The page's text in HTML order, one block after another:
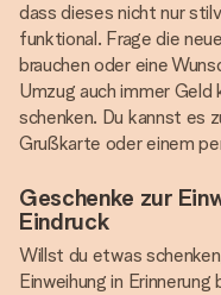
dass dieses nicht nur
funktional. Frage die
brauchen oder eine
Umzug auch immer
schenken. Du kannst es
Grußkarte oder einem
Geschenke zur
Eindruck
Willst du etwas
Einweihung in